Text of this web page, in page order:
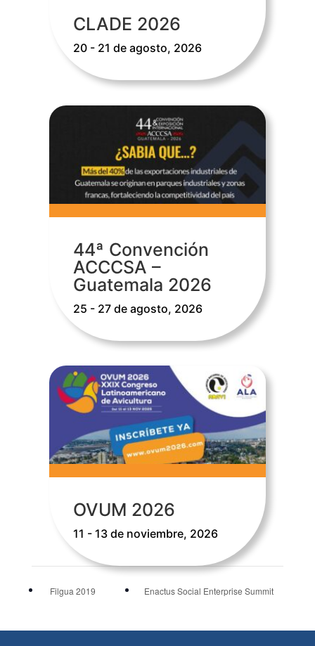
CLADE 2026
20 - 21 de agosto, 2026
44ª Convención
ACCCSA –
Guatemala 2026
25 - 27 de agosto, 2026
OVUM 2026
11 - 13 de noviembre, 2026
Filgua 2019 Enactus Social Enterprise Summit